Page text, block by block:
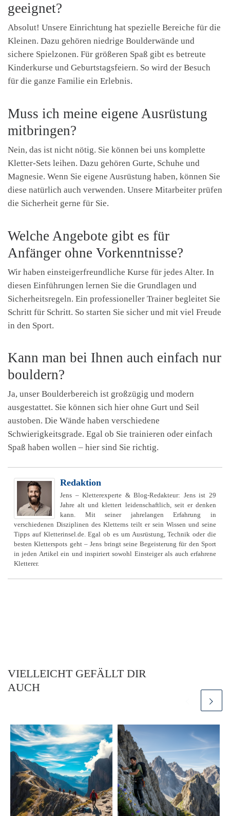
geeignet?
Absolut! Unsere Einrichtung hat spezielle Bereiche für die
Kleinen. Dazu gehören niedrige Boulderwände und
sichere Spielzonen. Für größeren Spaß gibt es betreute
Kinderkurse und Geburtstagsfeiern. So wird der Besuch
für die ganze Familie ein Erlebnis.
Muss ich meine eigene Ausrüstung
mitbringen?
Nein, das ist nicht nötig. Sie können bei uns komplette
Kletter-Sets leihen. Dazu gehören Gurte, Schuhe und
Magnesie. Wenn Sie eigene Ausrüstung haben, können Sie
diese natürlich auch verwenden. Unsere Mitarbeiter prüfen
die Sicherheit gerne für Sie.
Welche Angebote gibt es für
Anfänger ohne Vorkenntnisse?
Wir haben einsteigerfreundliche Kurse für jedes Alter. In
diesen Einführungen lernen Sie die Grundlagen und
Sicherheitsregeln. Ein professioneller Trainer begleitet Sie
Schritt für Schritt. So starten Sie sicher und mit viel Freude
in den Sport.
Kann man bei Ihnen auch einfach nur
bouldern?
Ja, unser Boulderbereich ist großzügig und modern
ausgestattet. Sie können sich hier ohne Gurt und Seil
austoben. Die Wände haben verschiedene
Schwierigkeitsgrade. Egal ob Sie trainieren oder einfach
Spaß haben wollen – hier sind Sie richtig.
Redaktion
Jens – Kletterexperte & Blog-Redakteur: Jens ist 29
Jahre alt und klettert leidenschaftlich, seit er denken
kann. Mit seiner jahrelangen Erfahrung in
verschiedenen Disziplinen des Kletterns teilt er sein Wissen und seine
Tipps auf Kletterinsel.de. Egal ob es um Ausrüstung, Technik oder die
besten Kletterspots geht – Jens bringt seine Begeisterung für den Sport
in jeden Artikel ein und inspiriert sowohl Einsteiger als auch erfahrene
Kletterer.
VIELLEICHT GEFÄLLT DIR
AUCH